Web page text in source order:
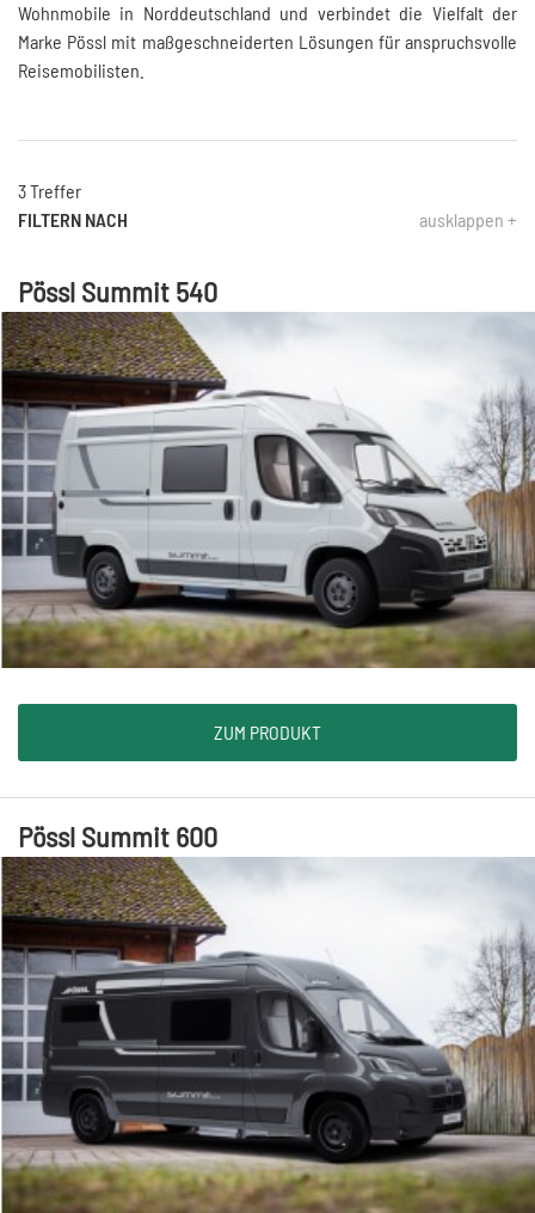
Wohnmobile in Norddeutschland und verbindet die Vielfalt der
Marke Pössl mit maßgeschneiderten Lösungen für anspruchsvolle
Reisemobilisten.
FILTERN NACH ausklappen +
3 Treffer
Pössl Summit 540
ZUM PRODUKT
Pössl Summit 600